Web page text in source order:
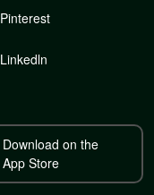
Pinterest
Linkedln
Download on the
App Store